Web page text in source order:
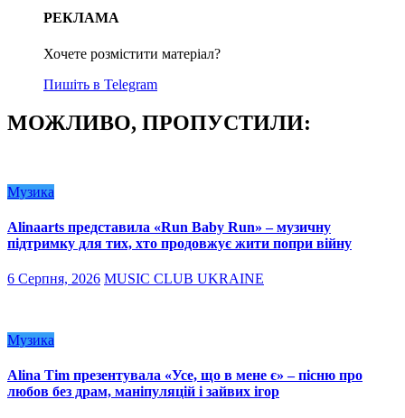
РЕКЛАМА
Хочете розмістити матеріал?
Пишіть в Telegram
МОЖЛИВО, ПРОПУСТИЛИ:
Музика
Alinaarts представила «Run Baby Run» – музичну
підтримку для тих, хто продовжує жити попри війну
6 Серпня, 2026 MUSIC CLUB UKRAINE
Музика
Alina Tim презентувала «Усе, що в мене є» – пісню про
любов без драм, маніпуляцій і зайвих ігор